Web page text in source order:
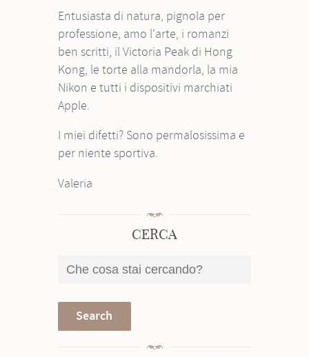
Entusiasta di natura, pignola per
professione, amo l'arte, i romanzi
ben scritti, il Victoria Peak di Hong
Kong, le torte alla mandorla, la mia
Nikon e tutti i dispositivi marchiati
Apple.
I miei difetti? Sono permalosissima e
per niente sportiva.
Valeria
CERCA